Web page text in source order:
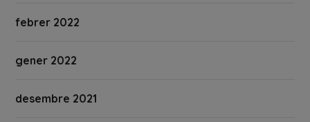
febrer 2022
gener 2022
desembre 2021